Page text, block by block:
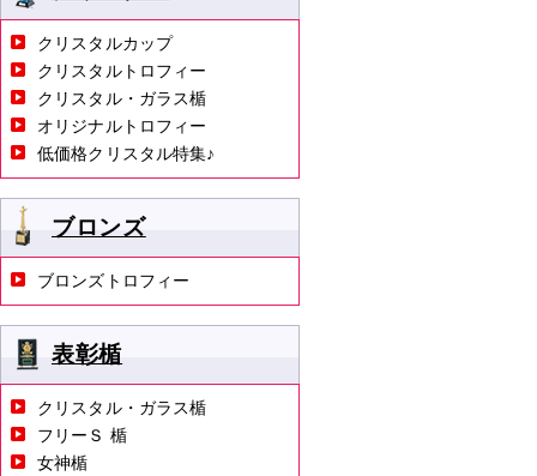
クリスタルカップ
クリスタルトロフィー
クリスタル・ガラス楯
オリジナルトロフィー
低価格クリスタル特集♪
ブロンズ
ブロンズトロフィー
表彰楯
クリスタル・ガラス楯
フリーＳ 楯
女神楯